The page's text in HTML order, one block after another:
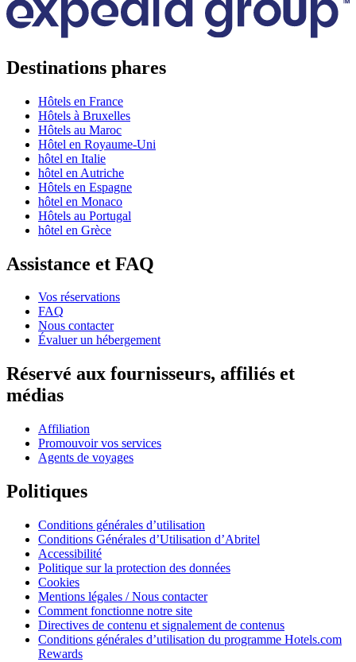
Destinations phares
Hôtels en France
Hôtels à Bruxelles
Hôtels au Maroc
Hôtel en Royaume-Uni
hôtel en Italie
hôtel en Autriche
Hôtels en Espagne
hôtel en Monaco
Hôtels au Portugal
hôtel en Grèce
Assistance et FAQ
Vos réservations
FAQ
Nous contacter
Évaluer un hébergement
Réservé aux fournisseurs, affiliés et
médias
Affiliation
Promouvoir vos services
Agents de voyages
Politiques
Conditions générales d’utilisation
Conditions Générales d’Utilisation d’Abritel
Accessibilité
Politique sur la protection des données
Cookies
Mentions légales / Nous contacter
Comment fonctionne notre site
Directives de contenu et signalement de contenus
Conditions générales d’utilisation du programme Hotels.com
Rewards